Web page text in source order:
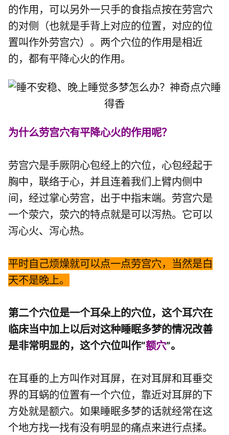
的作用，可以另外一只手的食指点按在劳宫穴
的对侧（也就是手背上对应的位置，对应的位
置叫作外劳宫穴）。两个穴位的作用是相近
的，都有平降心火的作用。
为什么劳宫穴有平降心火的作用呢？
劳宫穴是手厥阴心包经上的穴位，心包经起于
胸中，联络于心，并且连着我们上臂内侧中
间，经过掌心劳宫，出于中指末端。 劳宫穴是
一个荥穴，荥穴的特点就是可以泻热。它可以
泻心火、泻心热。
平时自己烦燥就可以点一点劳宫穴，当然是白
天不是晚上。
第二个穴位是一个耳朵上的穴位，这个耳穴在
临床当中加上以后对这种睡眠多梦的情况改善
是非常明显的，这个穴位叫作“额穴”。
在耳垂的上方叫作对耳屏，在对耳屏和耳垂交
界的耳蜗的位置有一个穴位，靠近对耳屏的下
方处就是额穴。如果睡眠多梦的话就经常在这
个地方找一找有没有明显的痛点来进行点揉。